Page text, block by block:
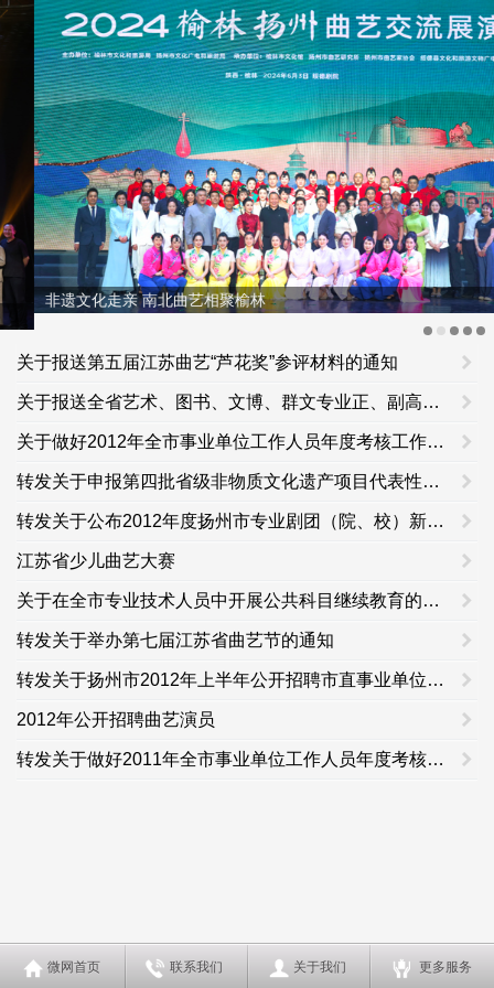
非遗文化走亲 南北曲艺相聚榆林
关于报送第五届江苏曲艺“芦花奖”参评材料的通知
关于报送全省艺术、图书、文博、群文专业正、副高级资格评审材料的通知
关于做好2012年全市事业单位工作人员年度考核工作的通知
转发关于申报第四批省级非物质文化遗产项目代表性传承人的通知
转发关于公布2012年度扬州市专业剧团（院、校）新作调演评奖结果的通知
江苏省少儿曲艺大赛
关于在全市专业技术人员中开展公共科目继续教育的通知
转发关于举办第七届江苏省曲艺节的通知
转发关于扬州市2012年上半年公开招聘市直事业单位工作人员
2012年公开招聘曲艺演员
转发关于做好2011年全市事业单位工作人员年度考核工作的通知
微网首页 联系我们 关于我们 更多服务